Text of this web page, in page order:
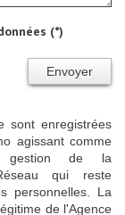
(*)
Envoyer
sont enregistrées
agissant comme
gestion de la
qui reste
personnelles. La
de l'Agence